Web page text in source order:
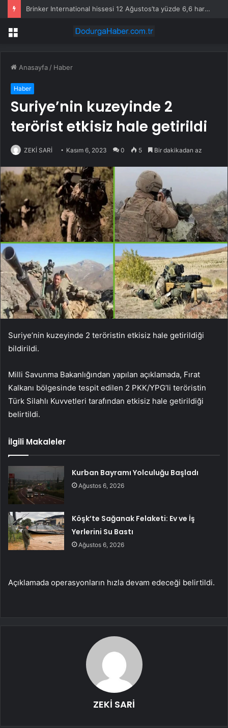
Brinker International hissesi 12 Ağustos’ta yüzde 6,6 hareket edebilir
Menü
Anasayfa / Haber
Haber
Suriye’nin kuzeyinde 2
terörist etkisiz hale getirildi
ZEKİ SARİ Kasım 6, 2023 0 5 Bir dakikadan az
Suriye’nin kuzeyinde 2 teröristin etkisiz hale getirildiği
bildirildi.
Milli Savunma Bakanlığından yapılan açıklamada, Fırat
Kalkanı bölgesinde tespit edilen 2 PKK/YPG’li teröristin
Türk Silahlı Kuvvetleri tarafından etkisiz hale getirildiği
belirtildi.
İlgili Makaleler
Kurban Bayramı Yolculuğu Başladı
Ağustos 6, 2026
Köşk’te Sağanak Felaketi: Ev ve İş
Yerlerini Su Bastı
Ağustos 6, 2026
Açıklamada operasyonların hızla devam edeceği belirtildi.
ZEKİ SARİ